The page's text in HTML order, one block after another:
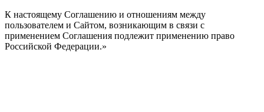
К настоящему Соглашению и отношениям между
пользователем и Сайтом, возникающим в связи с
применением Соглашения подлежит применению право
Российской Федерации.»